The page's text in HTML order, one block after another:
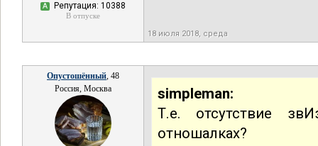
А Репутация: 10388
В отпуске
18 июля 2018, среда
Опустошённый, 48
Россия, Москва
simpleman:
Т.е. отсутствие
отношалках?